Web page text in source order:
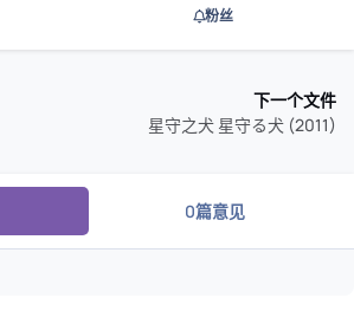
粉丝
下一个文件
星守之犬 星守る犬 (2011)
0篇意见